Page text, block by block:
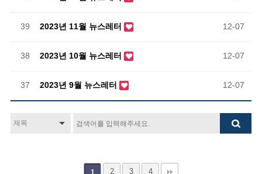
39 2023년 11월 뉴스레터 12-07
38 2023년 10월 뉴스레터 12-07
37 2023년 9월 뉴스레터 12-07
1 2 3 4